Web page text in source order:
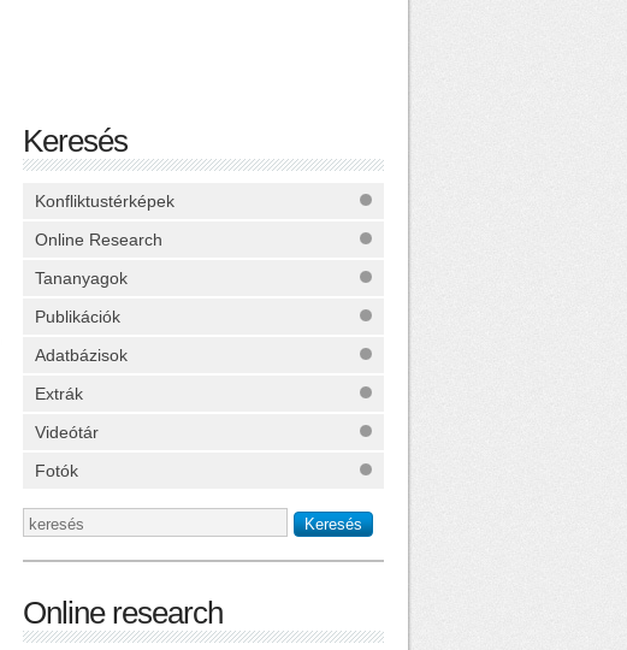
Keresés
Konfliktustérképek
Online Research
Tananyagok
Publikációk
Adatbázisok
Extrák
Videótár
Fotók
Online research